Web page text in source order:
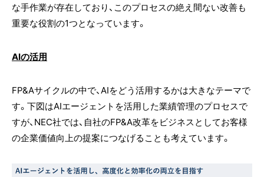
な手作業が存在しており、このプロセスの絶え間ない改善も
重要な役割の1つとなっています。
AIの活用
FP&Aサイクルの中で、AIをどう活用するかは大きなテーマで
す。下図はAIエージェントを活用した業績管理のプロセスで
すが、NEC社では、自社のFP&A改革をビジネスとしてお客様
の企業価値向上の提案につなげることも考えています。